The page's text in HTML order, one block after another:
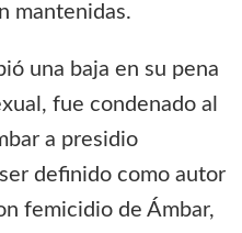
mantenidas.
una baja en su pena
fue condenado al
a presidio
definido como autor
femicidio de Ámbar,